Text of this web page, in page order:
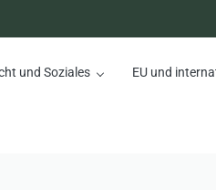
und Soziales EU und